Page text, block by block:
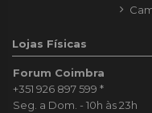
Lojas Físicas
Forum Coimbra
+351 926 897 599 *
Seg. a Dom. - 10h às 23h